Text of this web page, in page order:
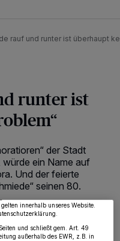
rauf und runter ist überhaupt
runter ist
der Stadt
ein Name auf
Und der feierte
seinen 80.
Ihrem Gerät zu. Durch Auswahl
die unter „Wir und unsere
aufgeführten
Inhalte und Anzeigen
oder Ihre Einwilligung zu
oder Ablehnen am unteren
innerhalb unseres Website.
und schließt gem. Art. 49
außerhalb des EWR, z.B. in